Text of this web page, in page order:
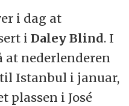
i dag at
i Daley Blind. I
at nederlenderen
Istanbul i januar,
plassen i José